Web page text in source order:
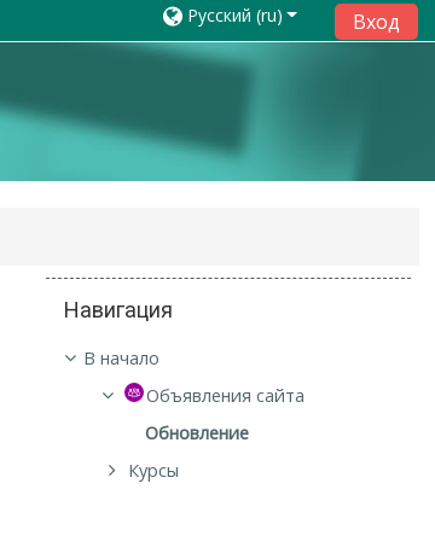
Русский ‎(ru)‎ Вход
Навигация
В начало
Объявления сайта
Обновление
Курсы